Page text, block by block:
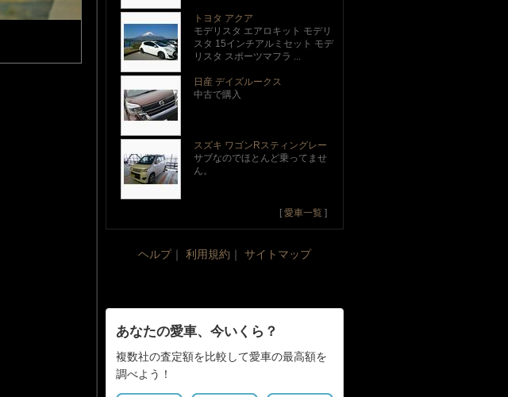
トヨタ アクア
モデリスタ エアロキット モデリ
スタ 15インチアルミセット モデ
リスタ スポーツマフラ ...
日産 デイズルークス
中古で購入
スズキ ワゴンRスティングレー
サブなのでほとんど乗ってませ
ん。
[ 愛車一覧 ]
ヘルプ｜ 利用規約 ｜ サイトマップ
あなたの愛車、今いくら？
複数社の査定額を比較して愛車の最高額を
調べよう！